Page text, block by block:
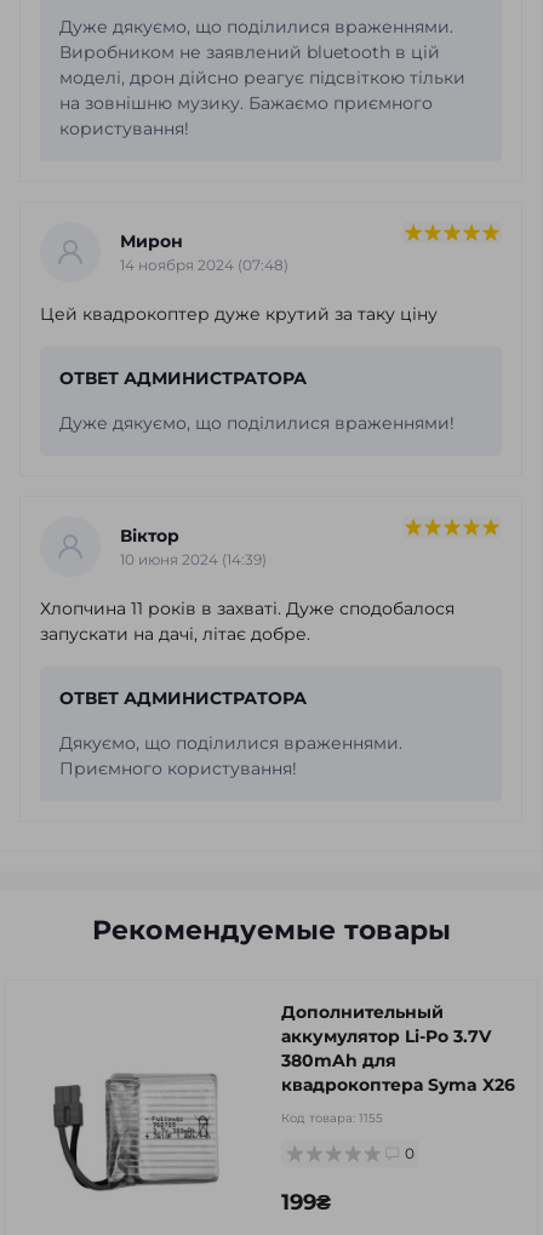
Дуже дякуємо, що поділилися враженнями.
Виробником не заявлений bluetooth в цій
моделі, дрон дійсно реагує підсвіткою тільки
на зовнішню музику. Бажаємо приємного
користування!
Мирон
14 ноября 2024 (07:48)
Цей квадрокоптер дуже крутий за таку ціну
ОТВЕТ АДМИНИСТРАТОРА
Дуже дякуємо, що поділилися враженнями!
Віктор
10 июня 2024 (14:39)
Хлопчина 11 років в захваті. Дуже сподобалося
запускати на дачі, літає добре.
ОТВЕТ АДМИНИСТРАТОРА
Дякуємо, що поділилися враженнями.
Приємного користування!
Рекомендуемые товары
Дополнительный
аккумулятор Li-Po 3.7V
380mAh для
квадрокоптера Syma X26
Код товара: 1155
0
199₴